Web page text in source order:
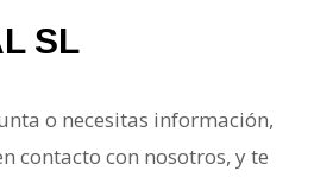
SL
o necesitas información,
contacto con nosotros, y te